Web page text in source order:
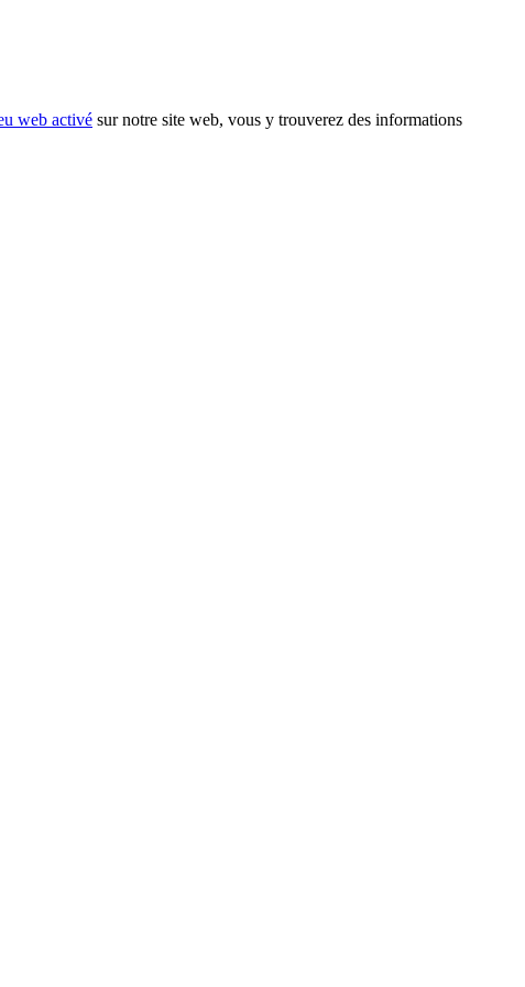
web activé sur notre site web, vous y trouverez des informations